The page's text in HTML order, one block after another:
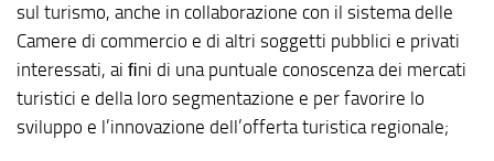
sul turismo, anche in collaborazione con il sistema delle
Camere di commercio e di altri soggetti pubblici e privati
interessati, ai ﬁni di una puntuale conoscenza dei mercati
turistici e della loro segmentazione e per favorire lo
sviluppo e l’innovazione dell’offerta turistica regionale;